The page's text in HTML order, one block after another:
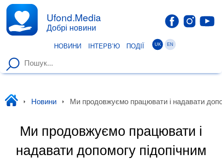
Ufond.Media
Добрі новини
НОВИНИ ІНТЕРВ’Ю ПОДІЇ UK EN
Уфонд
Новини Ми продовжуємо працювати і надавати
Ми продовжуємо працювати і
надавати допомогу підопічним